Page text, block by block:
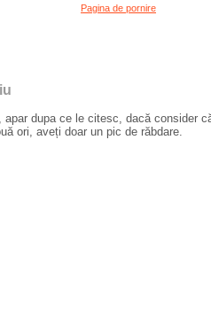
Pagina de pornire
apar dupa ce le citesc, dacă consider
ori, aveți doar un pic de răbdare.